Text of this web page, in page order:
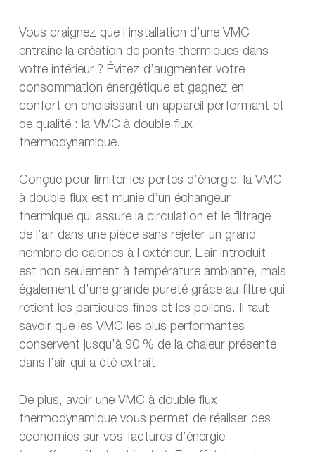
Vous craignez que l’installation d’une VMC
entraine la création de ponts thermiques dans
votre intérieur ? Évitez d’augmenter votre
consommation énergétique et gagnez en
confort en choisissant un appareil performant et
de qualité : la VMC à double flux
thermodynamique.
Conçue pour limiter les pertes d’énergie, la VMC
à double flux est munie d’un échangeur
thermique qui assure la circulation et le filtrage
de l’air dans une pièce sans rejeter un grand
nombre de calories à l’extérieur. L’air introduit
est non seulement à température ambiante, mais
également d’une grande pureté grâce au filtre qui
retient les particules fines et les pollens. Il faut
savoir que les VMC les plus performantes
conservent jusqu’à 90 % de la chaleur présente
dans l’air qui a été extrait.
De plus, avoir une VMC à double flux
thermodynamique vous permet de réaliser des
économies sur vos factures d’énergie